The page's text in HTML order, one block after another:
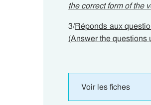
the correct form of the
3/Réponds aux
(Answer the questions
Voir les fiches